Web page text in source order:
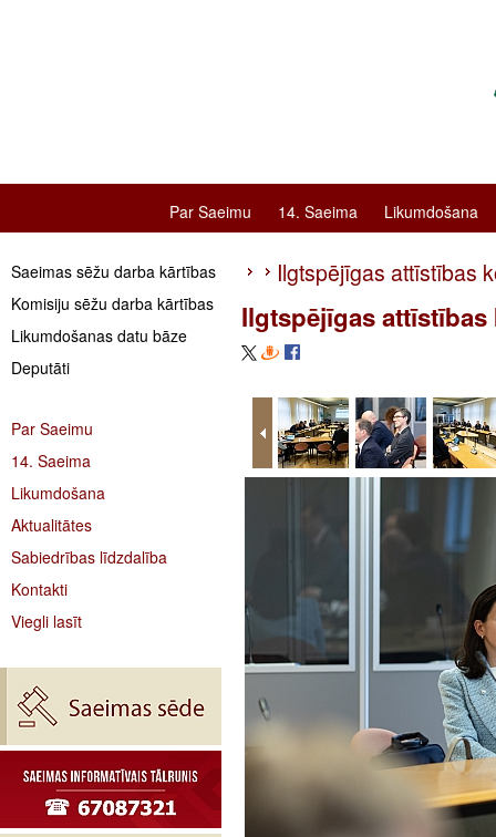
Par Saeimu 14. Saeima Likumdošana
Saeimas sēžu darba kārtības
Komisiju sēžu darba kārtības
Likumdošanas datu bāze
Deputāti
Par Saeimu
14. Saeima
Likumdošana
Aktualitātes
Sabiedrības līdzdalība
Kontakti
Viegli lasīt
Ilgtspējīgas attīstības
Ilgtspējīgas